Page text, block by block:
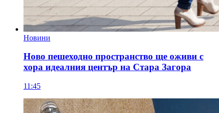
Новини
Ново пешеходно пространство ще оживи с
хора идеалния център на Стара Загора
11:45